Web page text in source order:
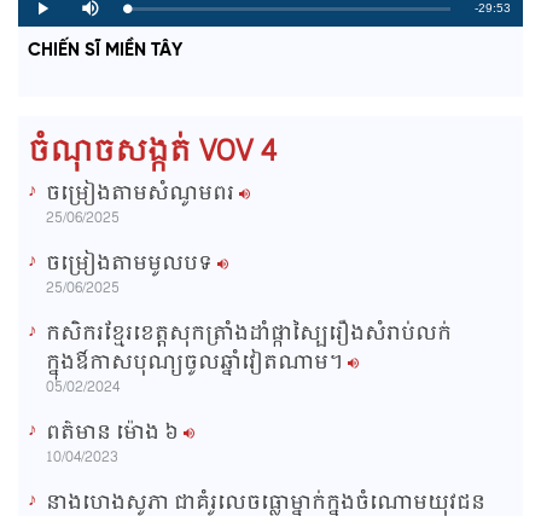
P
l
y
M
u
e
L
o
a
d
P
r
o
g
R
-29:53
CHIẾN SĨ MIỀN TÂY
ចំណុចសង្កត់ VOV 4
ចម្រៀងតាមសំណូមពរ
25/06/2025
ចម្រៀងតាមមូលបទ
25/06/2025
កសិករខ្មែរខេត្តសុកត្រាំងដាំផ្កាស្បៃរឿងសំរាប់លក់
ក្នុងឳកាសបុណ្យចូលឆ្នាំវៀតណាម។
05/02/2024
ពត៌មាន ម៉ោង​ ៦
10/04/2023
នាងហេងសូភា ជាគំរូលេចធ្លោម្នាក់ក្នុងចំណោមយុវជន